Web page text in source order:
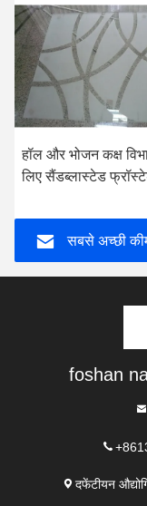
हॉल और भोजन कक्ष
लिए सैंडब्लास्टेड
सबसे अच्छी
foshan
दफेंटीयन